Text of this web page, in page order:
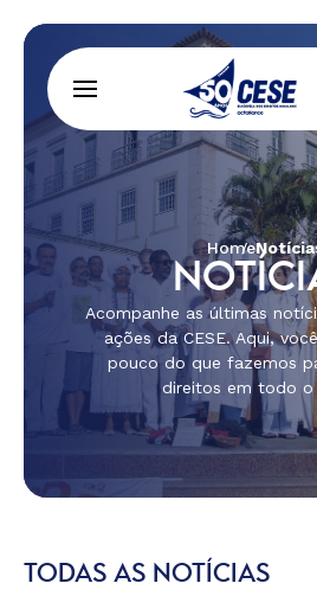
Home
Acompanhe as últimas
ações da CESE. Aqui,
pouco do que fazemos
direitos em todo o
TODAS AS NOTÍCIAS